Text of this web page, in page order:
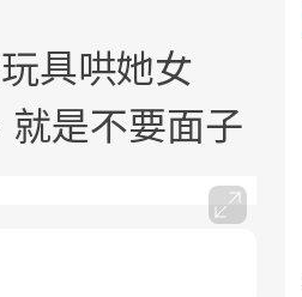
具哄她女
是不要面子
會的浪潮，台灣正在快速